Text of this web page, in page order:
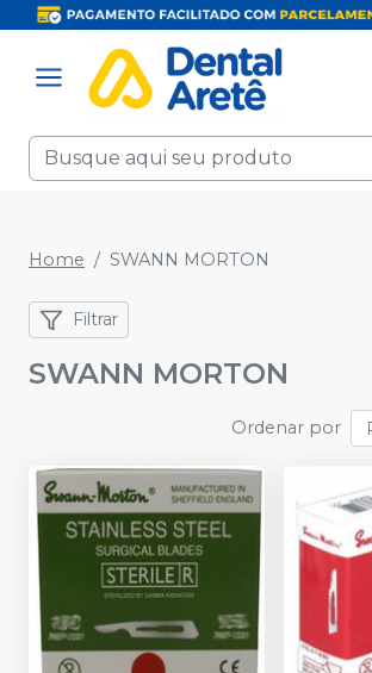
Home SWANN MORTON
Filtrar
SWANN MORTON
Ordenar por